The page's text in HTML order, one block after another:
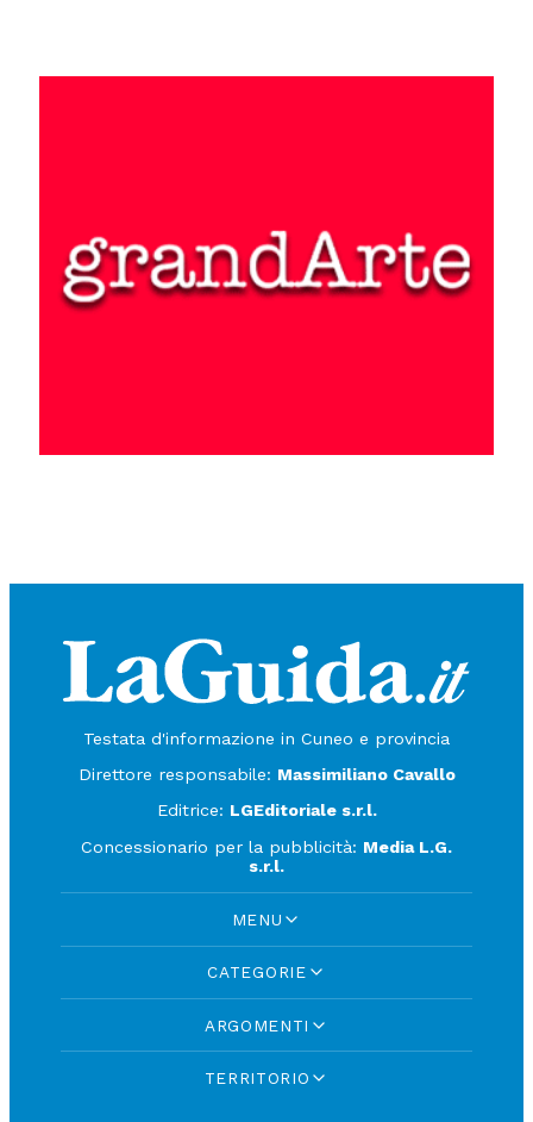
Testata d'informazione in Cuneo e provincia
Direttore responsabile: Massimiliano Cavallo
Editrice: LGEditoriale s.r.l.
Concessionario per la pubblicità: Media L.G.
s.r.l.
MENU
CATEGORIE
ARGOMENTI
TERRITORIO